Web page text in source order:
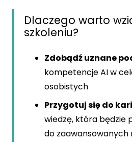
Dlaczego warto
szkoleniu?
Zdobądź uznane
kompetencje AI w
osobistych
Przygotuj się do
wiedzę, która będzie
do zaawansowanych